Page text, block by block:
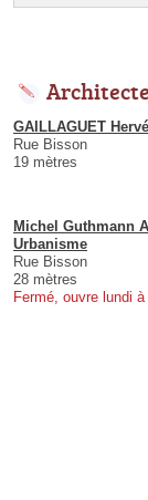
GAILLAGUET Hervé
Rue Bisson
19 mètres
Michel Guthmann
Urbanisme
Rue Bisson
28 mètres
Fermé, ouvre lundi à